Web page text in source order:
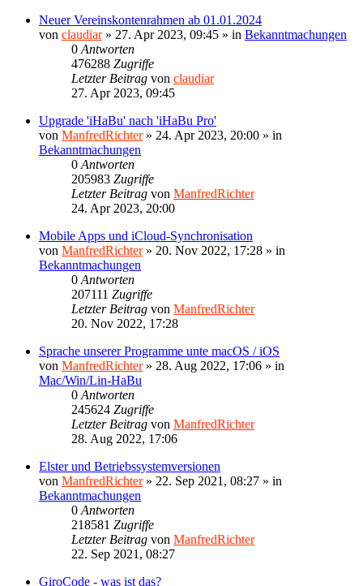
Neuer Vereinskontenrahmen ab 01.01.2024
von claudiar» 27. Apr 2023, 09:45 » in Bekanntmachungen
0 Antworten
476288 Zugriffe
Letzter Beitrag von claudiar
27. Apr 2023, 09:45
Upgrade 'iHaBu' nach 'iHaBu Pro'
von ManfredRichter» 24. Apr 2023, 20:00 » in
Bekanntmachungen
0 Antworten
205983 Zugriffe
Letzter Beitrag von ManfredRichter
24. Apr 2023, 20:00
Mobile Apps und iCloud-Synchronisation
von ManfredRichter» 20. Nov 2022, 17:28 » in
Bekanntmachungen
0 Antworten
207111 Zugriffe
Letzter Beitrag von ManfredRichter
20. Nov 2022, 17:28
Sprache unserer Programme unte macOS / iOS
von ManfredRichter» 28. Aug 2022, 17:06 » in
Mac/Win/Lin-HaBu
0 Antworten
245624 Zugriffe
Letzter Beitrag von ManfredRichter
28. Aug 2022, 17:06
Elster und Betriebssystemversionen
von ManfredRichter» 22. Sep 2021, 08:27 » in
Bekanntmachungen
0 Antworten
218581 Zugriffe
Letzter Beitrag von ManfredRichter
22. Sep 2021, 08:27
GiroCode - was ist das?